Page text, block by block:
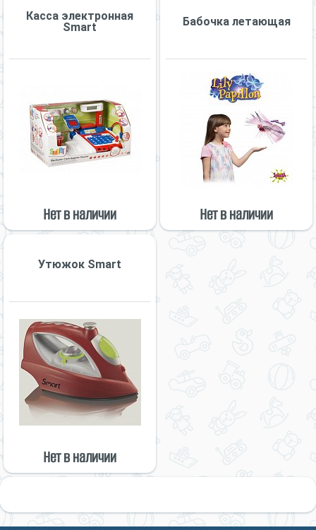
Касса электронная
Smart
Нет в наличии
Бабочка летающая
Нет в наличии
Утюжок Smart
Нет в наличии